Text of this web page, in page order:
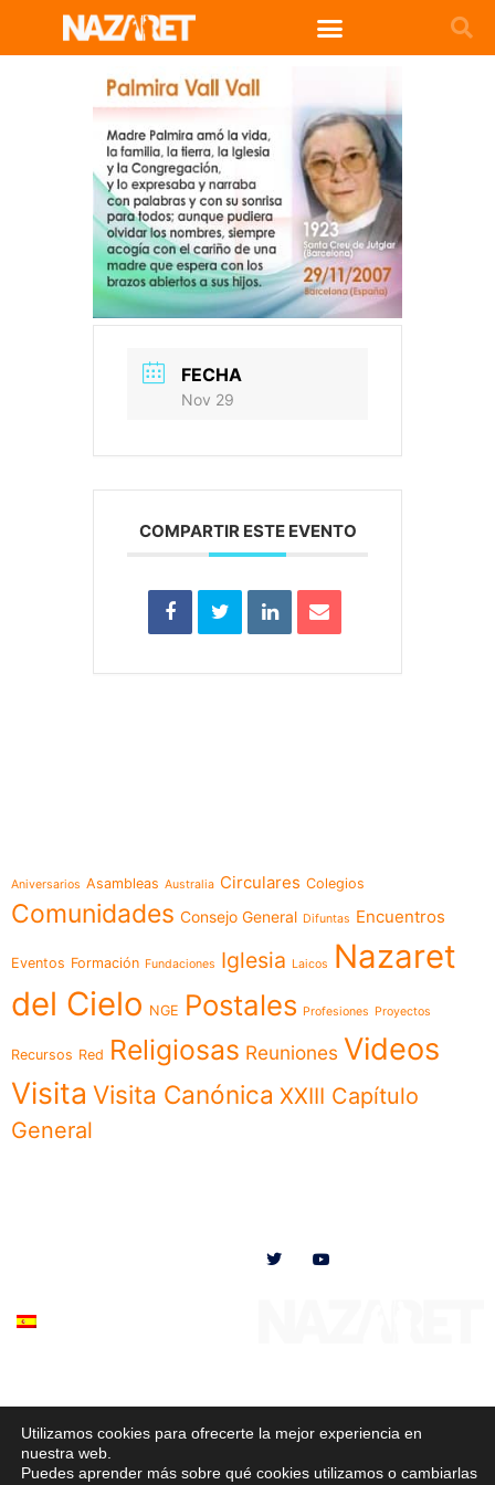
FECHA
Nov 29
COMPARTIR ESTE EVENTO
Aniversarios Asambleas Australia Circulares Colegios
Comunidades Consejo General Difuntas Encuentros
Eventos Formación Fundaciones Iglesia Laicos
Nazaret
del Cielo NGE Postales Profesiones Proyectos
Recursos Red Religiosas Reuniones Videos
Visita Visita Canónica XXIII Capítulo
General
© 2020 Misioneras Nazaret. Todos los derechos reservados
Política de Privacidad–Política de Cookies–Aviso Legal
Utilizamos cookies para ofrecerte la mejor experiencia en
nuestra web.
Puedes aprender más sobre qué cookies utilizamos o cambiarlas